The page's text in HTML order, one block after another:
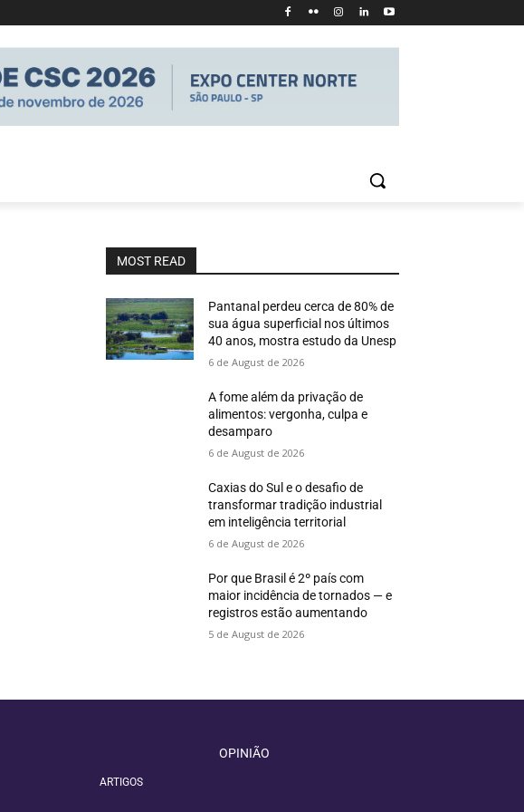
MOST READ
Pantanal perdeu cerca de 80% de
sua água superficial nos últimos
40 anos, mostra estudo da Unesp
6 de August de 2026
A fome além da privação de
alimentos: vergonha, culpa e
desamparo
6 de August de 2026
Caxias do Sul e o desafio de
transformar tradição industrial
em inteligência territorial
6 de August de 2026
Por que Brasil é 2º país com
maior incidência de tornados — e
registros estão aumentando
5 de August de 2026
OPINIÃO
ARTIGOS